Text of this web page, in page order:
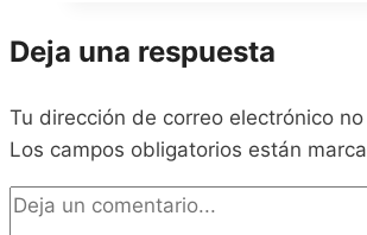
Deja una respuesta
Tu dirección de correo electrónico
Los campos obligatorios están